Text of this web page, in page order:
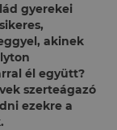
gyerekei
akinek
él együtt?
szerteágazó
ezekre a